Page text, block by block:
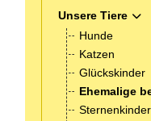
Unsere Tiere
Hunde
Katzen
Glückskinder
Ehemalige
Sternenkinder